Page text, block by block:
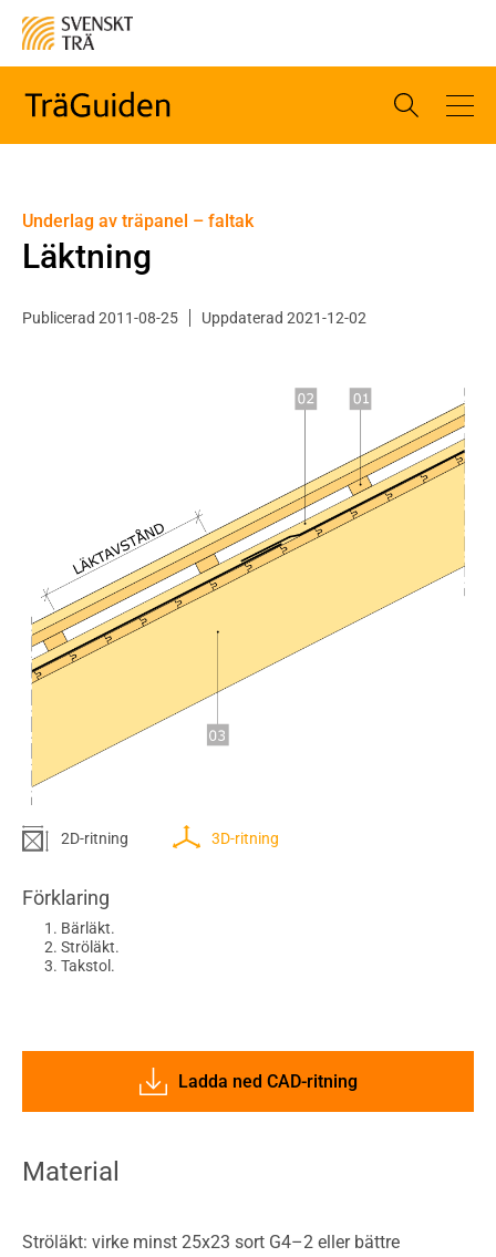
Underlag av träpanel – faltak
Läktning
Publicerad 2011-08-25 Uppdaterad 2021-12-02
2D-ritning 3D-ritning
Förklaring
Bärläkt.
Ströläkt.
Takstol.
Ladda ned CAD-ritning
Material
Ströläkt: virke minst 25x23 sort G4–2 eller bättre